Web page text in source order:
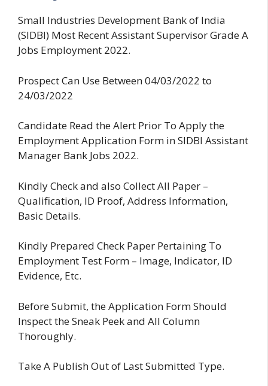
Small Industries Development Bank of India
(SIDBI) Most Recent Assistant Supervisor Grade A
Jobs Employment 2022.
Prospect Can Use Between 04/03/2022 to
24/03/2022
Candidate Read the Alert Prior To Apply the
Employment Application Form in SIDBI Assistant
Manager Bank Jobs 2022.
Kindly Check and also Collect All Paper –
Qualification, ID Proof, Address Information,
Basic Details.
Kindly Prepared Check Paper Pertaining To
Employment Test Form – Image, Indicator, ID
Evidence, Etc.
Before Submit, the Application Form Should
Inspect the Sneak Peek and All Column
Thoroughly.
Take A Publish Out of Last Submitted Type.